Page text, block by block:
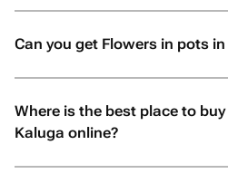
Can you get Flowers in pots
Where is the best place to
Kaluga online?